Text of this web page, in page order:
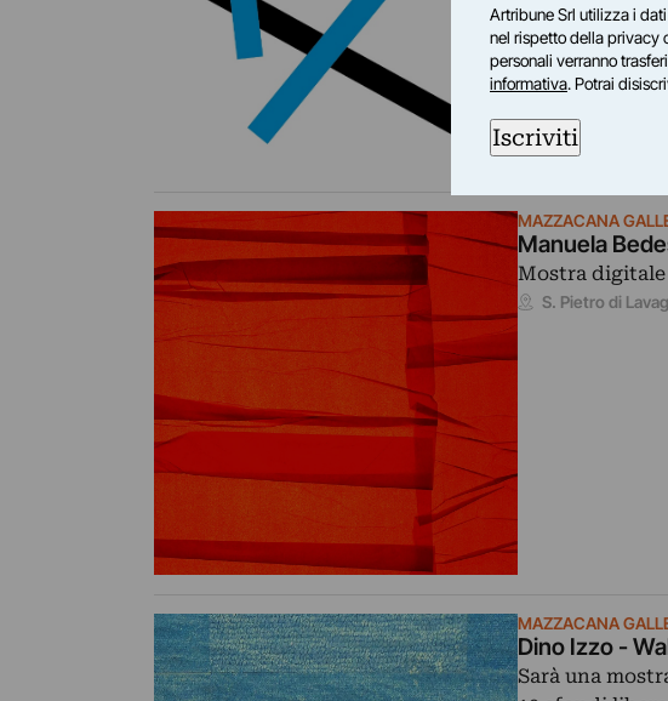
MAZZACANA
Manuela
Mostra
S. Pietro di
MAZZACANA
Dino Izzo -
Sarà una
Artribune Srl utilizza i
nel rispetto della privacy
personali verranno
informativa. Potrai
Iscriviti